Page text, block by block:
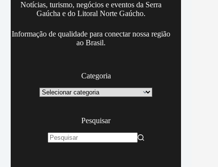
Notícias, turismo, negócios e eventos da Serra
Gaúcha e do Litoral Norte Gaúcho.
Informação de qualidade para conectar nossa região
ao Brasil.
Categoria
Categoria
Pesquisar